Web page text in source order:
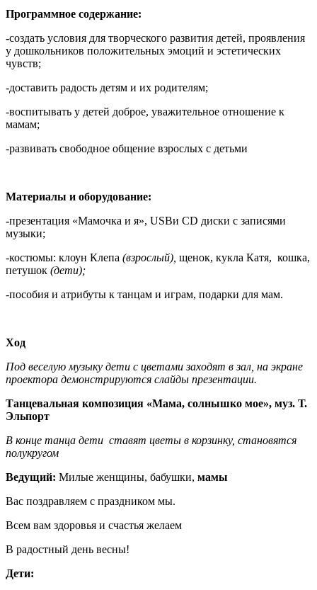
Программное содержание:
-создать условия для творческого развития детей, проявления
у дошкольников положительных эмоций и эстетических
чувств;
-доставить радость детям и их родителям;
-воспитывать у детей доброе, уважительное отношение к
мамам;
-развивать свободное общение взрослых с детьми
Материалы и оборудование:
-презентация «Мамочка и я», USBи CD диски с записями
музыки;
-костюмы: клоун Клепа (взрослый), щенок, кукла Катя, кошка,
петушок (дети);
-пособия и атрибуты к танцам и играм, подарки для мам.
Ход
Под веселую музыку дети с цветами заходят в зал, на экране
проектора демонстрируются слайды презентации.
Танцевальная композиция «Мама, солнышко мое», муз. Т.
Эльпорт
В конце танца дети ставят цветы в корзинку, становятся
полукругом
Ведущий: Милые женщины, бабушки, мамы
Вас поздравляем с праздником мы.
Всем вам здоровья и счастья желаем
В радостный день весны!
Дети: